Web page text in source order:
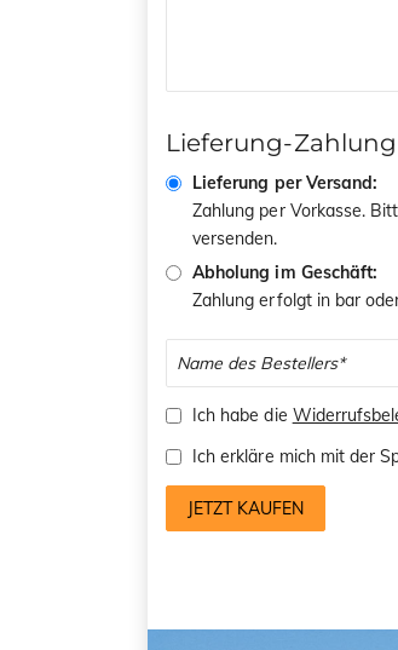
Lieferung-Zahlung
Lieferung per Versand:
Zahlung per Vorkasse.
versenden.
Abholung im Geschäft:
Zahlung erfolgt in bar
Ich habe die
Ich erkläre mich mit der
JETZT KAUFEN